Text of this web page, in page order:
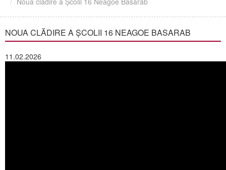
NOUA CLĂDIRE A ȘCOLII 16 NEAGOE BASARAB
11.02.2026